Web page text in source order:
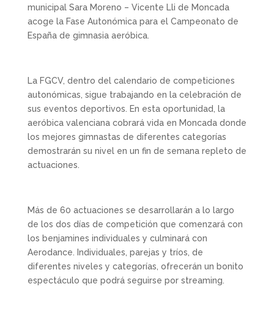
municipal Sara Moreno – Vicente Lli de Moncada
acoge la Fase Autonómica para el Campeonato de
España de gimnasia aeróbica.
La FGCV, dentro del calendario de competiciones
autonómicas, sigue trabajando en la celebración de
sus eventos deportivos. En esta oportunidad, la
aeróbica valenciana cobrará vida en Moncada donde
los mejores gimnastas de diferentes categorías
demostrarán su nivel en un fin de semana repleto de
actuaciones.
Más de 60 actuaciones se desarrollarán a lo largo
de los dos días de competición que comenzará con
los benjamines individuales y culminará con
Aerodance. Individuales, parejas y tríos, de
diferentes niveles y categorías, ofrecerán un bonito
espectáculo que podrá seguirse por streaming.